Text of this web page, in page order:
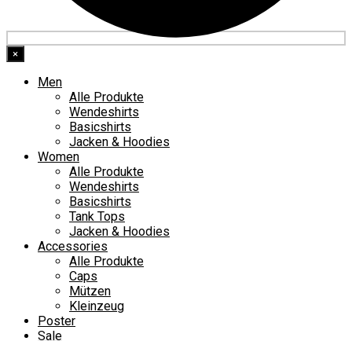
×
Men
Alle Produkte
Wendeshirts
Basicshirts
Jacken & Hoodies
Women
Alle Produkte
Wendeshirts
Basicshirts
Tank Tops
Jacken & Hoodies
Accessories
Alle Produkte
Caps
Mützen
Kleinzeug
Poster
Sale